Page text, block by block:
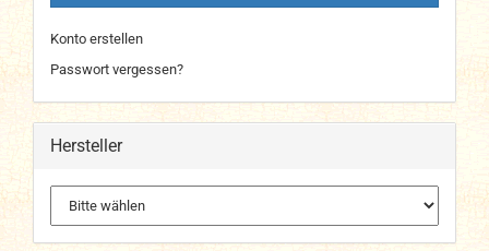
Konto erstellen
Passwort vergessen?
Hersteller